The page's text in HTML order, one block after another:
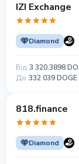
IZI Exchange
Diamond
Від 3 320.3898
До 332 039 DOGE
818.finance
Diamond